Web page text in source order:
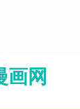
画网